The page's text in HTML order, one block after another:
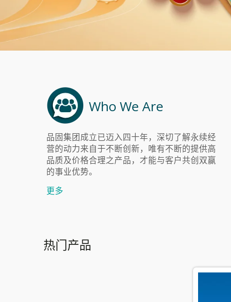
Who We Are
品固集团成立已迈入四十年，深切了解永续经
营的动力来自于不断创新，唯有不断的提供高
品质及价格合理之产品，才能与客户共创双赢
的事业优势。
更多
热门产品